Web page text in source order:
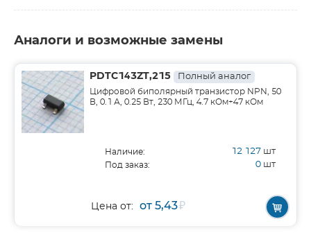
Аналоги и возможные замены
PDTC143ZT,215 Полный аналог
Цифровой биполярный транзистор NPN, 50
В, 0.1 А, 0.25 Вт, 230 МГц, 4.7 кОм+47 кОм
Наличие: 12 127 шт
Под заказ: 0 шт
Цена от: от 5,43₽